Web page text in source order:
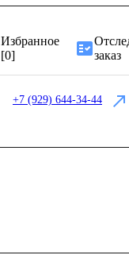
Избранное
[0]
заказ
+7 (929) 644-34-44